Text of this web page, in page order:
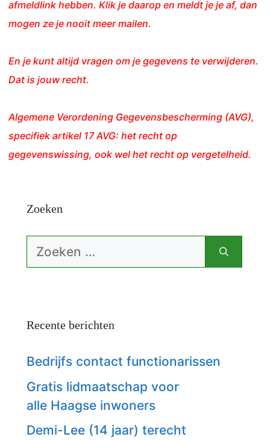
afmeldlink hebben. Klik je daarop en meldt je je af, dan
mogen ze je nooit meer mailen.
En je kunt altijd vragen om je gegevens te verwijderen.
Dat is jouw recht.
Algemene Verordening Gegevensbescherming (AVG),
specifiek artikel 17 AVG: het recht op
gegevenswissing, ook wel het recht op vergetelheid.
Zoeken
Zoek
naar:
Recente berichten
Bedrijfs contact functionarissen
Gratis lidmaatschap voor
alle Haagse inwoners
Demi-Lee (14 jaar) terecht